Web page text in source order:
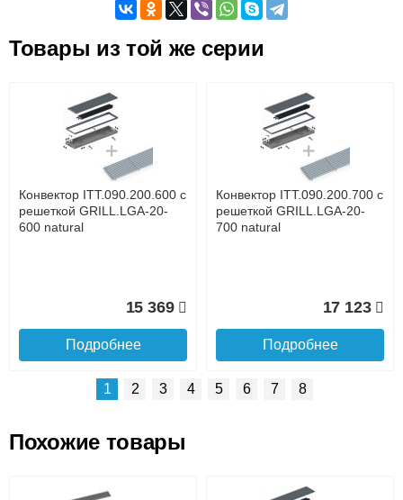
Оставьте отзыв
Доставка сантехники по Москве и Московской области
Наличный расчёт
Банковской картой на сайте в режиме реального
времени
Банковской картой при получении товара как при
доставке, так и самовывозом
Интернет-деньгами (Yandex-деньги, Web-money,
Qiwi-кошельки и другие).
Безналичный расчёт (возможно и с НДС)
Товары из той же серии
Конвектор ITT.090.200.600 с
решеткой GRILL.LGA-20-
600 natural
15 369
Подробнее
Конвектор ITT.090.200.700 с
решеткой GRILL.LGA-20-
700 natural
17 123
Подробнее
Конвектор ITT.090.200.1400 Конвектор ITT.090.200.1300
1 2 3 4 5 6 7 8
Похожие товары